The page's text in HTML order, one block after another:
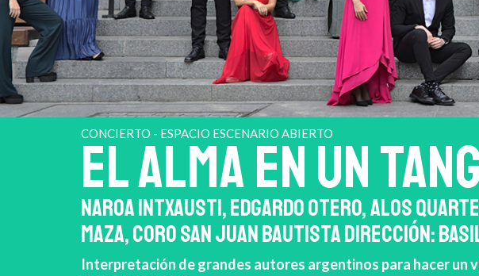
CONCIERTO - ESPACIO ESCENARIO ABIERTO
EL ALMA EN UN
NAROA INTXAUSTI, EDGARDO OTERO, ALOS
MAZA, CORO SAN JUAN BAUTISTA DIRECCIÓN:
Interpretación de grandes autores argentinos para hacer un